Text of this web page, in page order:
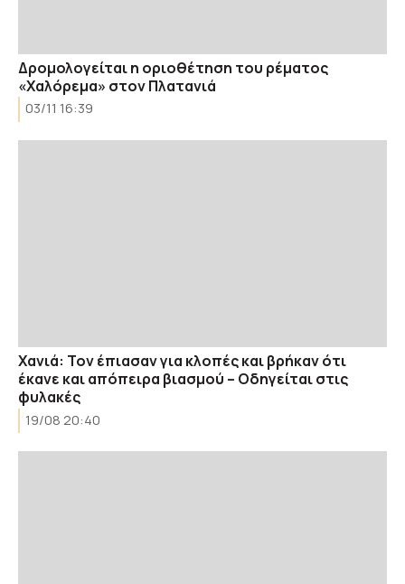
Δρομολογείται η οριοθέτηση του ρέματος
«Χαλόρεμα» στον Πλατανιά
03/11 16:39
Χανιά: Τον έπιασαν για κλοπές και βρήκαν ότι
έκανε και απόπειρα βιασμού – Οδηγείται στις
φυλακές
19/08 20:40